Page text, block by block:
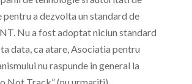
a dezvolta un standard de
Nu a fost adoptat niciun standard
data, ca atare, Asociatia pentru
nu raspunde in general la